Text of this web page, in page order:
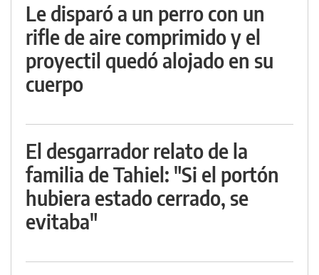
Le disparó a un perro con un
rifle de aire comprimido y el
proyectil quedó alojado en su
cuerpo
El desgarrador relato de la
familia de Tahiel: "Si el portón
hubiera estado cerrado, se
evitaba"